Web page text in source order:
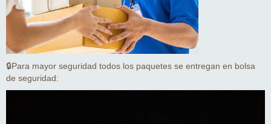
🔒Para mayor seguridad todos los paquetes se entregan en bolsa
de seguridad: